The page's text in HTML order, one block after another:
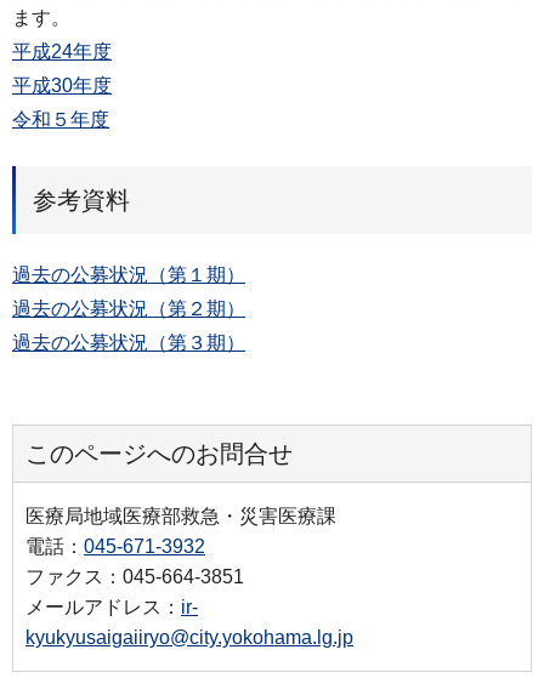
ます。
平成24年度
平成30年度
令和５年度
参考資料
過去の公募状況（第１期）
過去の公募状況（第２期）
過去の公募状況（第３期）
このページへのお問合せ
医療局地域医療部救急・災害医療課
電話： 045-671-3932
ファクス：045-664-3851
メールアドレス： ir-
kyukyusaigaiiryo@city.yokohama.lg.jp